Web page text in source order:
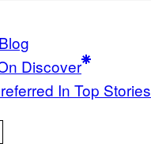
Discover
In Top Stories